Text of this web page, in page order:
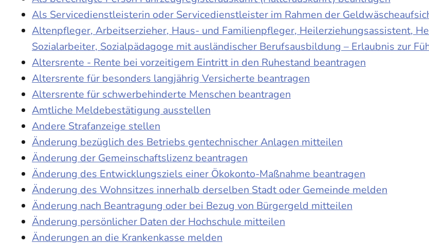
Als Servicedienstleisterin oder Servicedienstleister im Rahmen der
Altenpfleger, Arbeitserzieher, Haus- und Familienpfleger, Heilerziehungsassistent,
Sozialarbeiter, Sozialpädagoge mit ausländischer Berufsausbildung – Erlaubnis zur
Altersrente - Rente bei vorzeitigem Eintritt in den Ruhestand beantragen
Altersrente für besonders langjährig Versicherte beantragen
Altersrente für schwerbehinderte Menschen beantragen
Amtliche Meldebestätigung ausstellen
Andere Strafanzeige stellen
Änderung bezüglich des Betriebs gentechnischer Anlagen mitteilen
Änderung der Gemeinschaftslizenz beantragen
Änderung des Entwicklungsziels einer Ökokonto-Maßnahme beantragen
Änderung des Wohnsitzes innerhalb derselben Stadt oder Gemeinde melden
Änderung nach Beantragung oder bei Bezug von Bürgergeld mitteilen
Änderung persönlicher Daten der Hochschule mitteilen
Änderungen an die Krankenkasse melden